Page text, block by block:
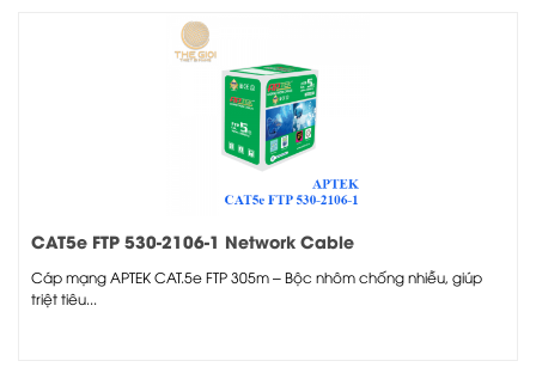
CAT5e FTP 530-2106-1 Network Cable
Cáp mạng APTEK CAT.5e FTP 305m – Bộc nhôm chống nhiễu, giúp
triệt tiêu...